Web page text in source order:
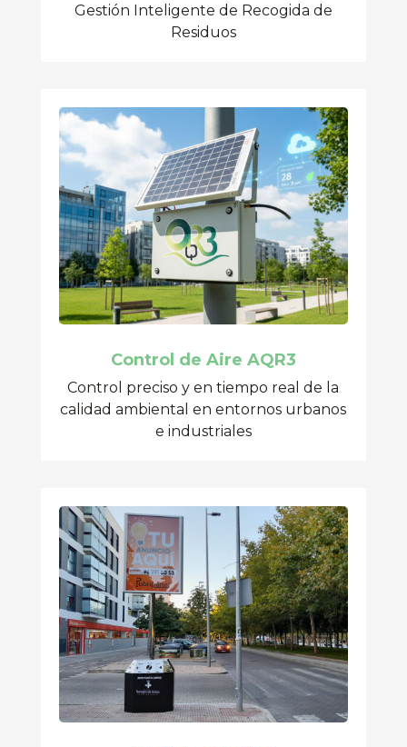
Gestión Inteligente de Recogida de
Residuos
Control de Aire AQR3
Control preciso y en tiempo real de la
calidad ambiental en entornos urbanos
e industriales